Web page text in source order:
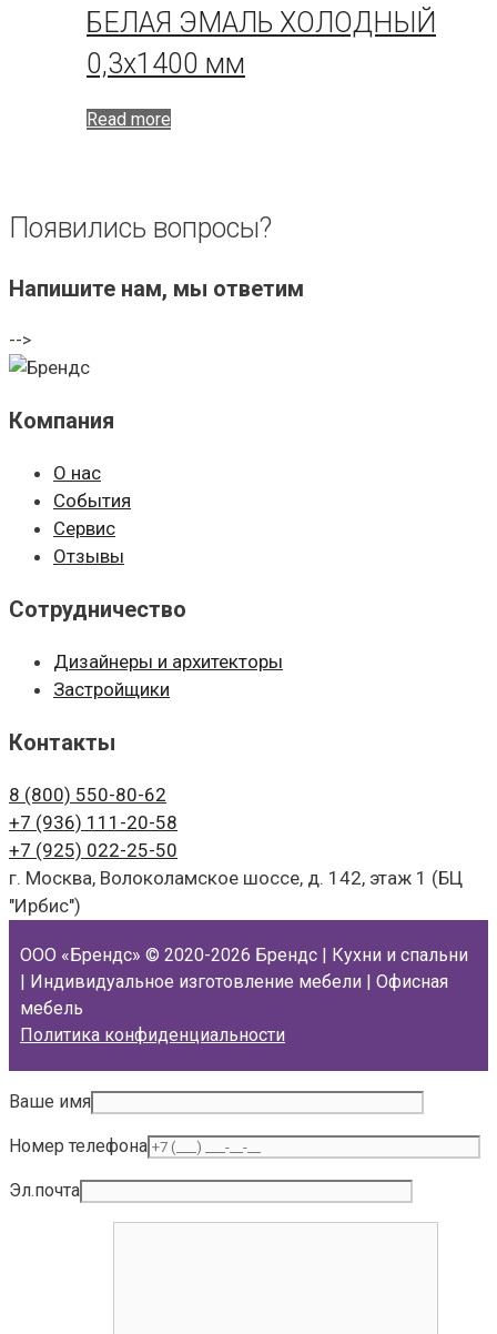
БЕЛАЯ ЭМАЛЬ ХОЛОДНЫЙ
0,3х1400 мм
Read more
Появились вопросы?
Напишите нам, мы ответим
-->
Компания
О нас
События
Сервис
Отзывы
Сотрудничество
Дизайнеры и архитекторы
Застройщики
Контакты
8 (800) 550-80-62
+7 (936) 111-20-58
+7 (925) 022-25-50
г. Москва, Волоколамское шоссе, д. 142, этаж 1 (БЦ
"Ирбис")
ООО «Брендс» © 2020-2026 Брендс | Кухни и спальни
| Индивидуальное изготовление мебели | Офисная
мебель
Политика конфиденциальности
Ваше имя
Номер телефона
Эл.почта